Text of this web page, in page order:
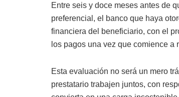
Entre seis y doce meses antes de
preferencial, el banco que haya
financiera del beneficiario, con el
los pagos una vez que comience a
Esta evaluación no será un mero
prestatario trabajen juntos, con